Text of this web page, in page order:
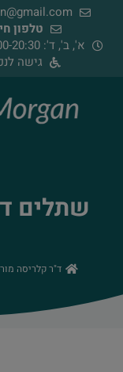
טלפון
א', ב', ד': 16:00-20:30 ג', ה', ו': 09:00-14:00 (פתוח בימי שישי)
גישה
שתלים
ד"ר קלריסה